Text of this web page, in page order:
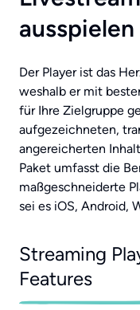
ausspielen
Der Player ist das
weshalb er mit
für Ihre Zielgruppe
aufgezeichneten,
angereicherten
Paket umfasst die
maßgeschneiderte
sei es iOS, Android,
Streaming
Features